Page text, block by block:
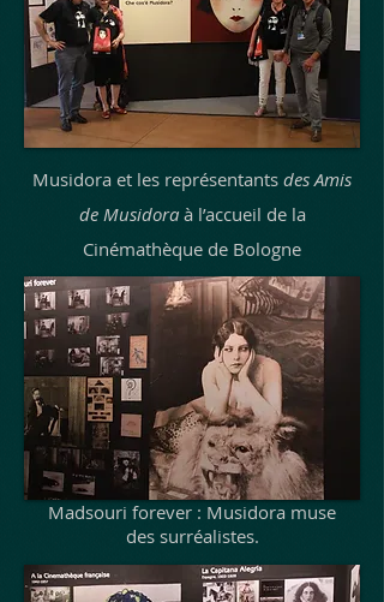
Musidora et les représentants des Amis
de Musidoraà l’accueil de la
Cinémathèque de Bologne
Madsouri forever : Musidora muse
des surréalistes.